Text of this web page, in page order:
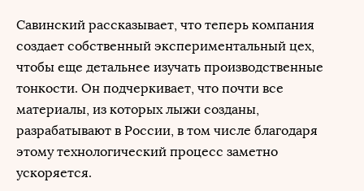
Савинский рассказывает, что теперь компания
создает собственный экспериментальный цех,
чтобы еще детальнее изучать производственные
тонкости. Он подчеркивает, что почти все
материалы, из которых лыжи созданы,
разрабатывают в России, в том числе благодаря
этому технологический процесс заметно
ускоряется.